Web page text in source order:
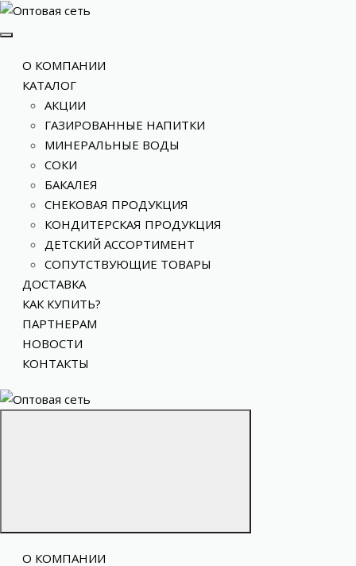
О КОМПАНИИ
КАТАЛОГ
АКЦИИ
ГАЗИРОВАННЫЕ НАПИТКИ
МИНЕРАЛЬНЫЕ ВОДЫ
СОКИ
БАКАЛЕЯ
СНЕКОВАЯ ПРОДУКЦИЯ
КОНДИТЕРСКАЯ ПРОДУКЦИЯ
ДЕТСКИЙ АССОРТИМЕНТ
СОПУТСТВУЮЩИЕ ТОВАРЫ
ДОСТАВКА
КАК КУПИТЬ?
ПАРТНЕРАМ
НОВОСТИ
КОНТАКТЫ
О КОМПАНИИ